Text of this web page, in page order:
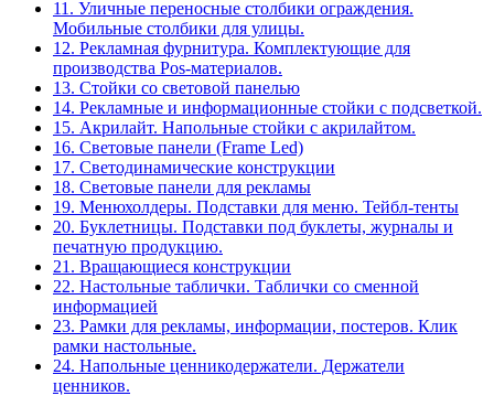
11. Уличные переносные столбики ограждения.
Мобильные столбики для улицы.
12. Рекламная фурнитура. Комплектующие для
производства Pos-материалов.
13. Стойки со световой панелью
14. Рекламные и информационные стойки с подсветкой.
15. Акрилайт. Напольные стойки с акрилайтом.
16. Световые панели (Frame Led)
17. Светодинамические конструкции
18. Световые панели для рекламы
19. Менюхолдеры. Подставки для меню. Тейбл-тенты
20. Буклетницы. Подставки под буклеты, журналы и
печатную продукцию.
21. Вращающиеся конструкции
22. Настольные таблички. Таблички со сменной
информацией
23. Рамки для рекламы, информации, постеров. Клик
рамки настольные.
24. Напольные ценникодержатели. Держатели
ценников.